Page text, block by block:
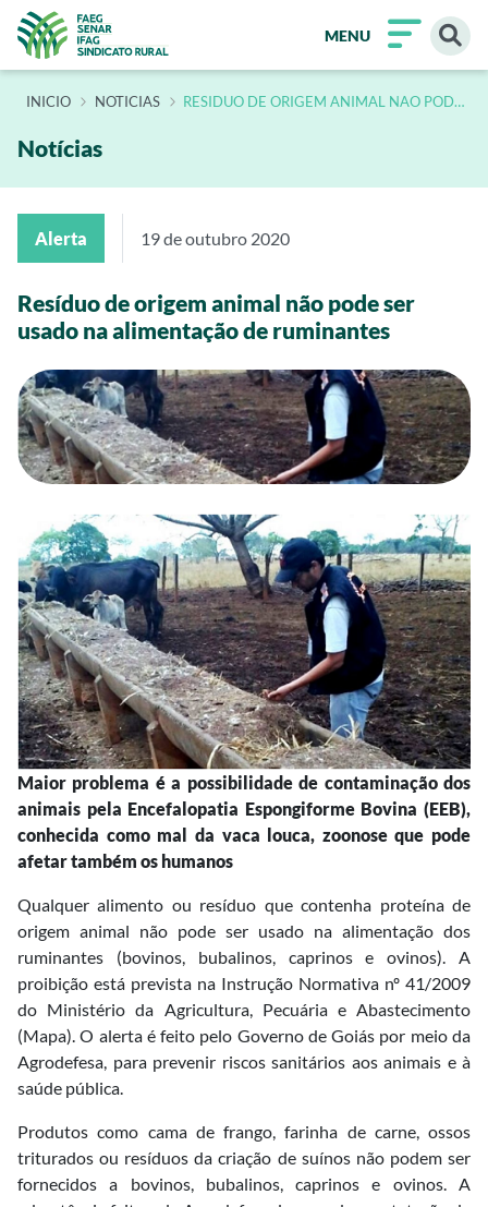
MENU
INÍCIO NOTICIAS RESIDUO DE ORIGEM ANIMAL NAO PODE
Notícias
Alerta 19 de outubro 2020
Resíduo de origem animal não pode ser
usado na alimentação de ruminantes
Maior problema é a possibilidade de contaminação dos
animais pela Encefalopatia Espongiforme Bovina (EEB),
conhecida como mal da vaca louca, zoonose que pode
afetar também os humanos
Qualquer alimento ou resíduo que contenha proteína de
origem animal não pode ser usado na alimentação dos
ruminantes (bovinos, bubalinos, caprinos e ovinos). A
proibição está prevista na Instrução Normativa nº 41/2009
do Ministério da Agricultura, Pecuária e Abastecimento
(Mapa). O alerta é feito pelo Governo de Goiás por meio da
Agrodefesa, para prevenir riscos sanitários aos animais e à
saúde pública.
Produtos como cama de frango, farinha de carne, ossos
triturados ou resíduos da criação de suínos não podem ser
fornecidos a bovinos, bubalinos, caprinos e ovinos. A